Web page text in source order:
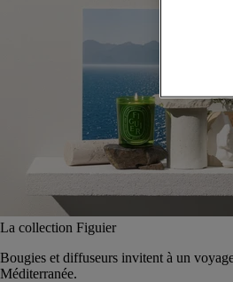
La collection Figuier
Bougies et diffuseurs invitent à un
Méditerranée.